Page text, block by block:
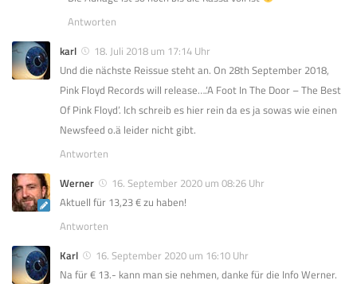
Antworten
karl
18. Juli 2018 um 17:14 Uhr
Und die nächste Reissue steht an. On 28th September 2018,
Pink Floyd Records will release….‘A Foot In The Door – The Best
Of Pink Floyd’. Ich schreib es hier rein da es ja sowas wie einen
Newsfeed o.ä leider nicht gibt.
Antworten
Werner
16. September 2020 um 08:26 Uhr
Aktuell für 13,23 € zu haben!
Antworten
Karl
16. September 2020 um 16:10 Uhr
Na für € 13.- kann man sie nehmen, danke für die Info Werner.